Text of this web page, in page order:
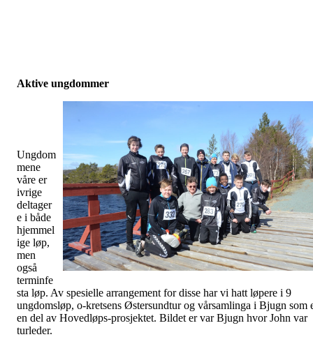
Aktive ungdommer
Ungdom
mene
våre er
ivrige
deltager
e i både
hjemmel
ige løp,
men
også
terminfe
sta løp. Av spesielle arrangement for disse har vi hatt løpere i 9
ungdomsløp, o-kretsens Østersundtur og vårsamlinga i Bjugn som
en del av Hovedløps-prosjektet. Bildet er var Bjugn hvor John var
turleder.